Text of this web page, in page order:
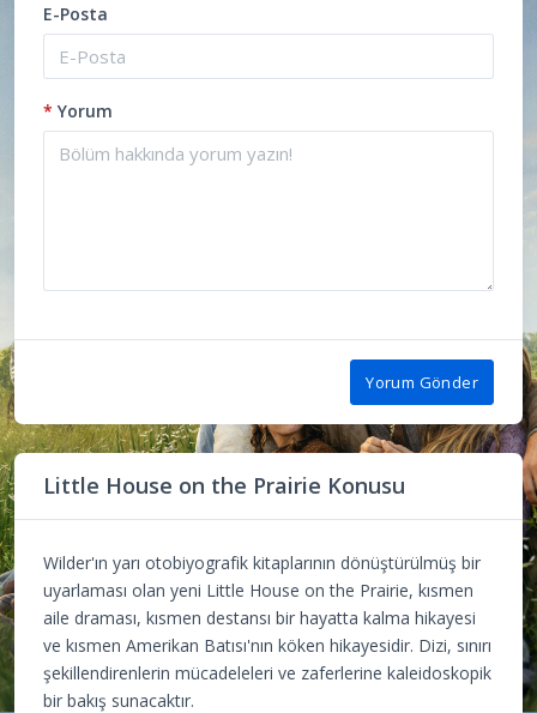
E-Posta
* Yorum
Yorum Gönder
Little House on the Prairie Konusu
Wilder'ın yarı otobiyografik kitaplarının dönüştürülmüş bir
uyarlaması olan yeni Little House on the Prairie, kısmen
aile draması, kısmen destansı bir hayatta kalma hikayesi
ve kısmen Amerikan Batısı'nın köken hikayesidir. Dizi, sınırı
şekillendirenlerin mücadeleleri ve zaferlerine kaleidoskopik
bir bakış sunacaktır.